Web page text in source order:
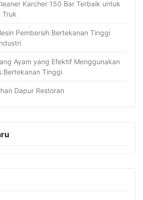
Karcher 150 Bar Terbaik untuk
Truk
Pembersih Bertekanan Tinggi
Ayam yang Efektif Menggunakan
Bertekanan Tinggi
Dapur Restoran